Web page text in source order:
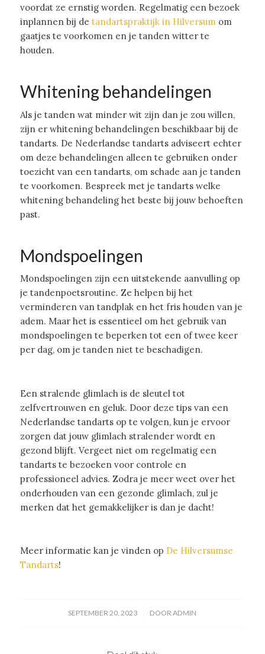
voordat ze ernstig worden. Regelmatig een bezoek
inplannen bij de tandartspraktijk in Hilversumom
gaatjes te voorkomen en je tanden witter te
houden.
Whitening behandelingen
Als je tanden wat minder wit zijn dan je zou willen,
zijn er whitening behandelingen beschikbaar bij de
tandarts. De Nederlandse tandarts adviseert echter
om deze behandelingen alleen te gebruiken onder
toezicht van een tandarts, om schade aan je tanden
te voorkomen. Bespreek met je tandarts welke
whitening behandeling het beste bij jouw behoeften
past.
Mondspoelingen
Mondspoelingen zijn een uitstekende aanvulling op
je tandenpoetsroutine. Ze helpen bij het
verminderen van tandplak en het fris houden van je
adem. Maar het is essentieel om het gebruik van
mondspoelingen te beperken tot een of twee keer
per dag, om je tanden niet te beschadigen.
Een stralende glimlach is de sleutel tot
zelfvertrouwen en geluk. Door deze tips van een
Nederlandse tandarts op te volgen, kun je ervoor
zorgen dat jouw glimlach stralender wordt en
gezond blijft. Vergeet niet om regelmatig een
tandarts te bezoeken voor controle en
professioneel advies. Zodra je meer weet over het
onderhouden van een gezonde glimlach, zul je
merken dat het gemakkelijker is dan je dacht!
Meer informatie kan je vinden op De Hilversumse
Tandarts!
SEPTEMBER 20, 2023
/ DOORADMIN